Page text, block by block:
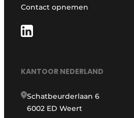
Contact opnemen
KANTOOR NEDERLAND
Schatbeurderlaan 6
6002 ED Weert